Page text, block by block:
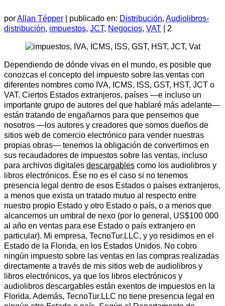
porAllan Tépper publicado en: Distribución, Audiolibros-
distribución, impuestos, JCT, Negocios, VAT 2
Dependiendo de dónde vivas en el mundo, es posible que
conozcas el concepto del impuesto sobre las ventas con
diferentes nombres como IVA, ICMS, ISS, GST, HST, JCT o
VAT. Ciertos Estados extranjeros, países —e incluso un
importante grupo de autores del que hablaré más adelante—
están tratando de engañarnos para que pensemos que
nosotros —los autores y creadores que somos dueños de
sitios web de comercio electrónico para vender nuestras
propias obras— tenemos la obligación de convertirnos en
sus recaudadores de impuestos sobre las ventas, incluso
para archivos digitales descargables como los audiolibros y
libros electrónicos. Ése no es el caso si no tenemos
presencia legal dentro de esos Estados o países extranjeros,
a menos que exista un tratado mutuo al respecto entre
nuestro propio Estado y otro Estado o país, o a menos que
alcancemos un umbral de nexo (por lo general, US$100 000
al año en ventas para ese Estado o país extranjero en
particular). Mi empresa, TecnoTur.LLC, y yo residimos en el
Estado de la Florida, en los Estados Unidos. No cobro
ningún impuesto sobre las ventas en las compras realizadas
directamente a través de mis sitios web de audiolibros y
libros electrónicos, ya que los libros electrónicos y
audiolibros descargables están exentos de impuestos en la
Florida. Además, TecnoTur.LLC no tiene presencia legal en